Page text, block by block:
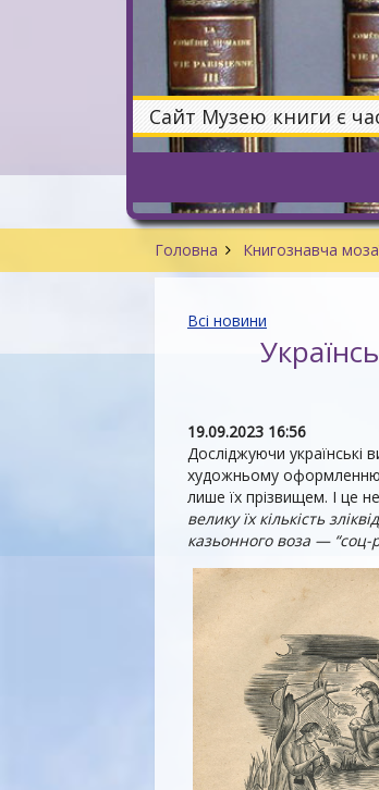
Сайт Музею книги є
Головна Книгознавча
Всі новини
19.09.2023 16:56
Досліджуючи українські
художньому оформленню
лише їх прізвищем. І це
велику їх кількість
казьонного воза — “соц-